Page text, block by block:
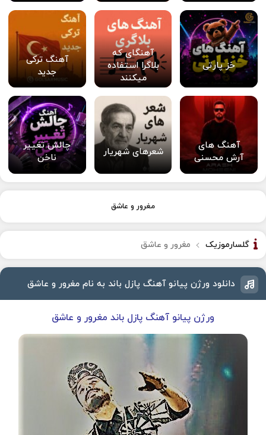
خز پارتی
آهنگای که
بلاگرا استفاده
میکنند
آهنگ ترکی
جدید
آهنگ های
آرش محسنی
شعرهای شهریار
چالش تغییر
ناخن
مغرور و عاشق
گلسارموزیک مغرور و عاشق
دانلود ورژن پیانو آهنگ پازل باند به نام مغرور و عاشق
ورژن پیانو آهنگ پازل باند مغرور و عاشق